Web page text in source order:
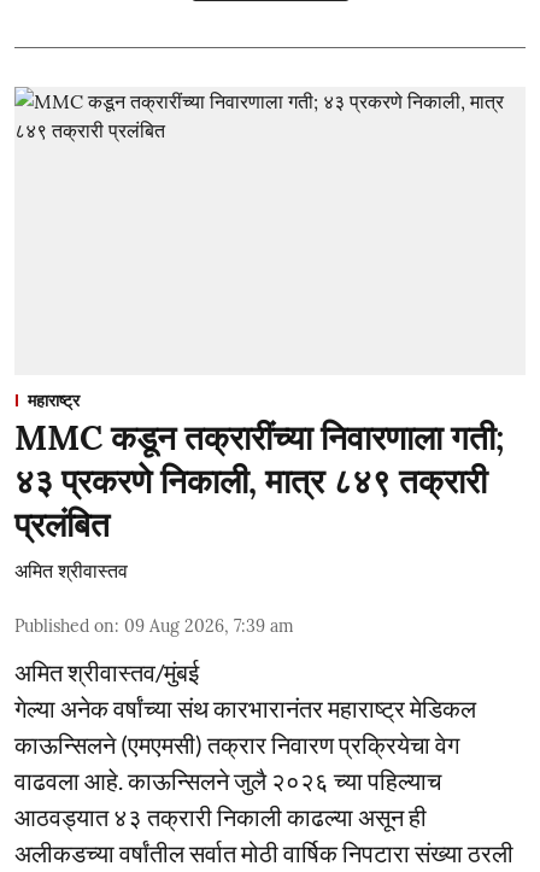
महाराष्ट्र
MMC कडून तक्रारींच्या निवारणाला गती;
४३ प्रकरणे निकाली, मात्र ८४९ तक्रारी
प्रलंबित
अमित श्रीवास्तव
Published on: 09 Aug 2026, 7:39 am
अमित श्रीवास्तव/मुंबई
गेल्या अनेक वर्षांच्या संथ कारभारानंतर महाराष्ट्र मेडिकल
काऊन्सिलने (एमएमसी) तक्रार निवारण प्रक्रियेचा वेग
वाढवला आहे. काऊन्सिलने जुलै २०२६ च्या पहिल्याच
आठवड्यात ४३ तक्रारी निकाली काढल्या असून ही
अलीकडच्या वर्षांतील सर्वात मोठी वार्षिक निपटारा संख्या ठरली